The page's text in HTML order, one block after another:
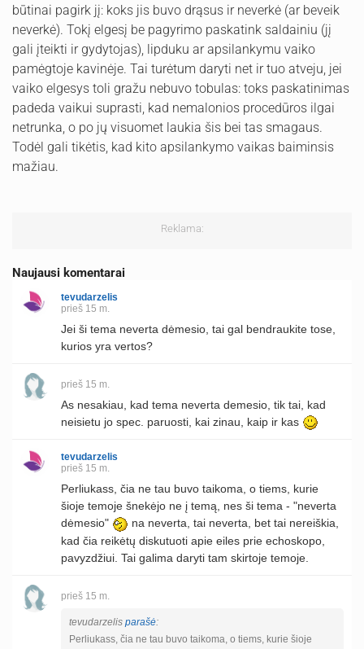
būtinai pagirk jį: koks jis buvo drąsus ir neverkė (ar beveik
neverkė). Tokį elgesį be pagyrimo paskatink saldainiu (jį
gali įteikti ir gydytojas), lipduku ar apsilankymu vaiko
pamėgtoje kavinėje. Tai turėtum daryti net ir tuo atveju, jei
vaiko elgesys toli gražu nebuvo tobulas: toks paskatinimas
padeda vaikui suprasti, kad nemalonios procedūros ilgai
netrunka, o po jų visuomet laukia šis bei tas smagaus.
Todėl gali tikėtis, kad kito apsilankymo vaikas baiminsis
mažiau.
Reklama:
Naujausi komentarai
tevudarzelis
prieš 15 m.
Jei ši tema neverta dėmesio, tai gal bendraukite tose,
kurios yra vertos?
prieš 15 m.
As nesakiau, kad tema neverta demesio, tik tai, kad
neisietu jo spec. paruosti, kai zinau, kaip ir kas
tevudarzelis
prieš 15 m.
Perliukass, čia ne tau buvo taikoma, o tiems, kurie
šioje temoje šnekėjo ne į temą, nes ši tema - "neverta
dėmesio"
na neverta, tai neverta, bet tai nereiškia,
kad čia reikėtų diskutuoti apie eiles prie echoskopo,
pavyzdžiui. Tai galima daryti tam skirtoje temoje.
prieš 15 m.
tevudarzelis parašė:
Perliukass, čia ne tau buvo taikoma, o tiems, kurie šioje